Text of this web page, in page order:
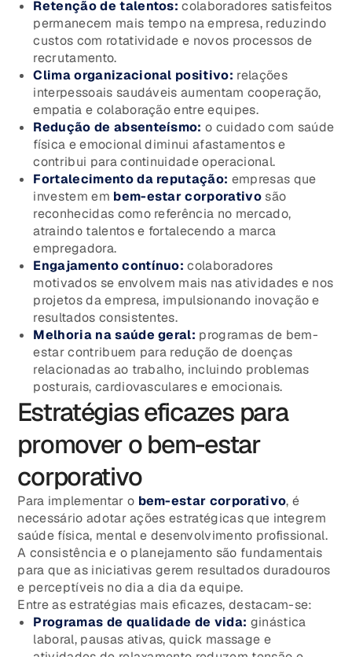
Retenção de talentos: colaboradores satisfeitos
permanecem mais tempo na empresa, reduzindo
custos com rotatividade e novos processos de
recrutamento.
Clima organizacional positivo: relações
interpessoais saudáveis aumentam cooperação,
empatia e colaboração entre equipes.
Redução de absenteísmo: o cuidado com saúde
física e emocional diminui afastamentos e
contribui para continuidade operacional.
Fortalecimento da reputação: empresas que
investem em bem-estar corporativosão
reconhecidas como referência no mercado,
atraindo talentos e fortalecendo a marca
empregadora.
Engajamento contínuo: colaboradores
motivados se envolvem mais nas atividades e nos
projetos da empresa, impulsionando inovação e
resultados consistentes.
Melhoria na saúde geral: programas de bem-
estar contribuem para redução de doenças
relacionadas ao trabalho, incluindo problemas
posturais, cardiovasculares e emocionais.
Estratégias eficazes para
promover o bem-estar
corporativo
Para implementar o bem-estar corporativo, é
necessário adotar ações estratégicas que integrem
saúde física, mental e desenvolvimento profissional.
A consistência e o planejamento são fundamentais
para que as iniciativas gerem resultados duradouros
e perceptíveis no dia a dia da equipe.
Entre as estratégias mais eficazes, destacam-se:
Programas de qualidade de vida: ginástica
laboral, pausas ativas, quick massage e